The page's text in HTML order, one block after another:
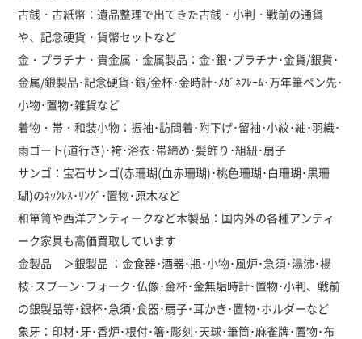
古銭・古紙幣：遺品整理で出てきた古銭・小判・戦前の通貨
や、記念硬貨・貨幣セットなど
金・プラチナ・貴金属・金属製品：金･銀･プラチナ･金貨/銀貨･
金属/銀製品･記念硬貨･銀/金杯･金時計･ﾒｶﾞﾈﾌﾚｰﾑ･万年筆ペン先･
小物･置物･雑貨など
着物・帯・和装小物：振袖･訪問着･附下げ･留袖･小紋･紬･羽織･
雨ゴート(道行き)･袴･浴衣･帯締め･髪飾り･組紐･扇子
サンゴ：宝石サンゴ(赤珊瑚(血赤珊瑚)･桃色珊瑚･白珊瑚･黒珊
瑚)のﾈｯｸﾚｽ･ﾘﾝｸﾞ･置物･原木など
和箪笥や西洋アンティークなど木製品：国内外の各種アンティ
ーク家具も高価買取しています
金製品 ＞銀製品 ：金食器･酒器･瓶･小物･風炉･急須･湯沸･楊
枝･スプーン･フォーク･仏像･金杯･金無垢時計･置物･小判、戦前
の銀製品等･銀杯･急須･食器･扇子･耳かき･置物･ホルダーなど
象牙：印材･牙･香炉･根付･箸･彫刻･天球･筆筒･麻雀牌･置物･布